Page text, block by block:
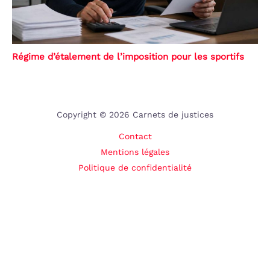
Régime d’étalement de l’imposition pour les sportifs
Copyright © 2026 Carnets de justices
Contact
Mentions légales
Politique de confidentialité